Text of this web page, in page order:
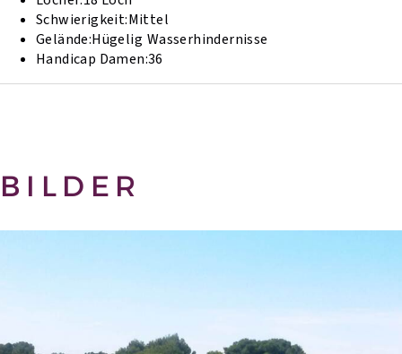
Schwierigkeit:Mittel
Gelände:Hügelig Wasserhindernisse
Handicap Damen:36
BILDER